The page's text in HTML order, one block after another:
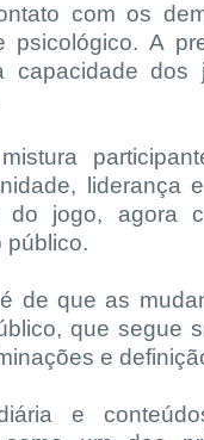
com os
A
dos
liderança
jogo, agora
público.
de que as
que segue
e
e